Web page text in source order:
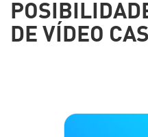
DE VÍDEO